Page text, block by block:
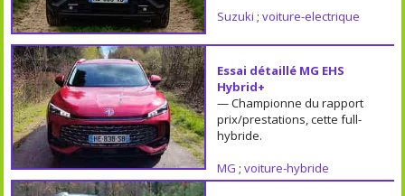
Suzuki ; voiture-electrique
Essai détaillé MG EHS
Hybrid+
— Championne du rapport
prix/prestations, cette full-
hybride.
MG ; voiture-hybride